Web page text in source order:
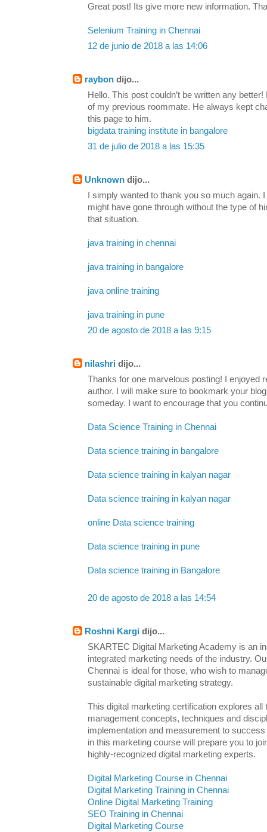
Great post! Its give more new information.
Selenium Training in Chennai
12 de junio de 2018 a las 14:06
raybon dijo...
Hello. This post couldn’t be written any
of my previous roommate. He always kept
this page to him.
bigdata training institute in bangalore
31 de julio de 2018 a las 15:35
Unknown dijo...
I simply wanted to thank you so much again.
might have gone through without the type of
that situation.
java training in chennai
java training in bangalore
java online training
java training in pune
20 de agosto de 2018 a las 9:15
nilashri dijo...
Thanks for one marvelous posting! I enjoyed
author. I will make sure to bookmark your
someday. I want to encourage that you
Data Science Training in Chennai
Data science training in bangalore
Data science training in kalyan nagar
Data science training in kalyan nagar
online Data science training
Data science training in pune
Data science training in Bangalore
20 de agosto de 2018 a las 14:54
Roshni Kargi dijo...
SKARTEC Digital Marketing Academy is an
integrated marketing needs of the industry.
Chennai is ideal for those, who wish to
sustainable digital marketing strategy.
This digital marketing certification explores all
management concepts, techniques and
implementation and measurement to
in this marketing course will prepare you to
highly-recognized digital marketing experts.
Digital Marketing Course in Chennai
Digital Marketing Training in Chennai
Online Digital Marketing Training
SEO Training in Chennai
Digital Marketing Course